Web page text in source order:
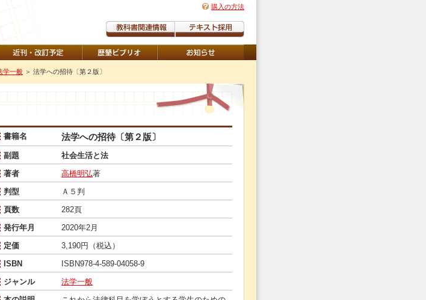
購入の方法
学一般 ＞ 法学への招待〔第２版〕
書籍名 法学への招待〔第２版〕
副題
社会生活と法
著者
高橋明弘著
判型
Ａ５判
頁数
282頁
発行年月
2020年2月
定価
3,190円（税込）
ISBN
ISBN978-4-589-04058-9
ジャンル
法学一般